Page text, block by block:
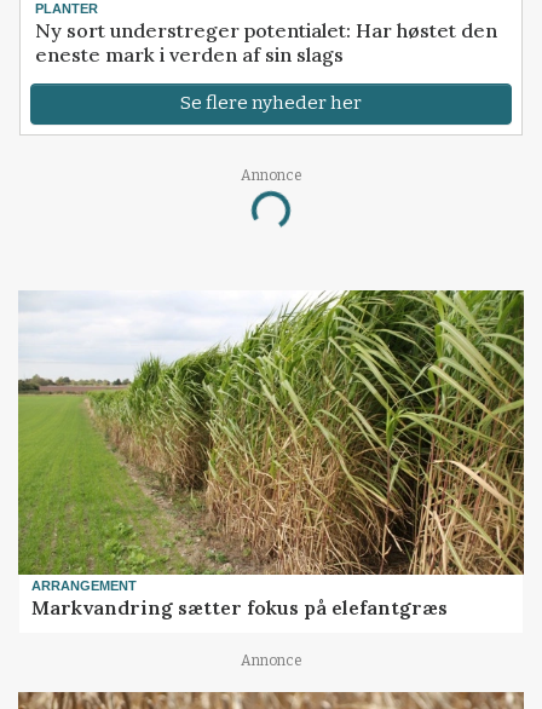
PLANTER
Ny sort understreger potentialet: Har høstet den
eneste mark i verden af sin slags
Se flere nyheder her
Annonce
Loading...
ARRANGEMENT
Markvandring sætter fokus på elefantgræs
Annonce